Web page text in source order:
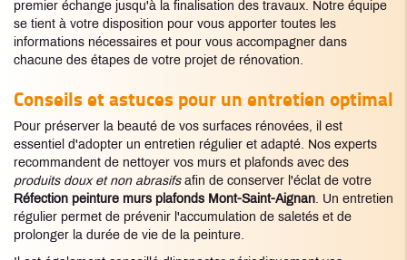
premier échange jusqu'à la finalisation des travaux. Notre équipe
se tient à votre disposition pour vous apporter toutes les
informations nécessaires et pour vous accompagner dans
chacune des étapes de votre projet de rénovation.
Conseils et astuces pour un entretien optimal
Pour préserver la beauté de vos surfaces rénovées, il est
essentiel d'adopter un entretien régulier et adapté. Nos experts
recommandent de nettoyer vos murs et plafonds avec des
produits doux et non abrasifsafin de conserver l'éclat de votre
Réfection peinture murs plafonds Mont-Saint-Aignan. Un entretien
régulier permet de prévenir l'accumulation de saletés et de
prolonger la durée de vie de la peinture.